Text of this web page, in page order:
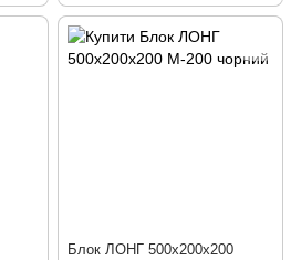
Блок ЛОНГ 500х200х200